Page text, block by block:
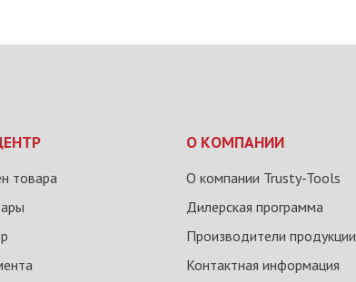
товара
О КОМПАНИИ
О компании Trusty-Tools
Дилерская программа
Производители продукции
Контактная информация